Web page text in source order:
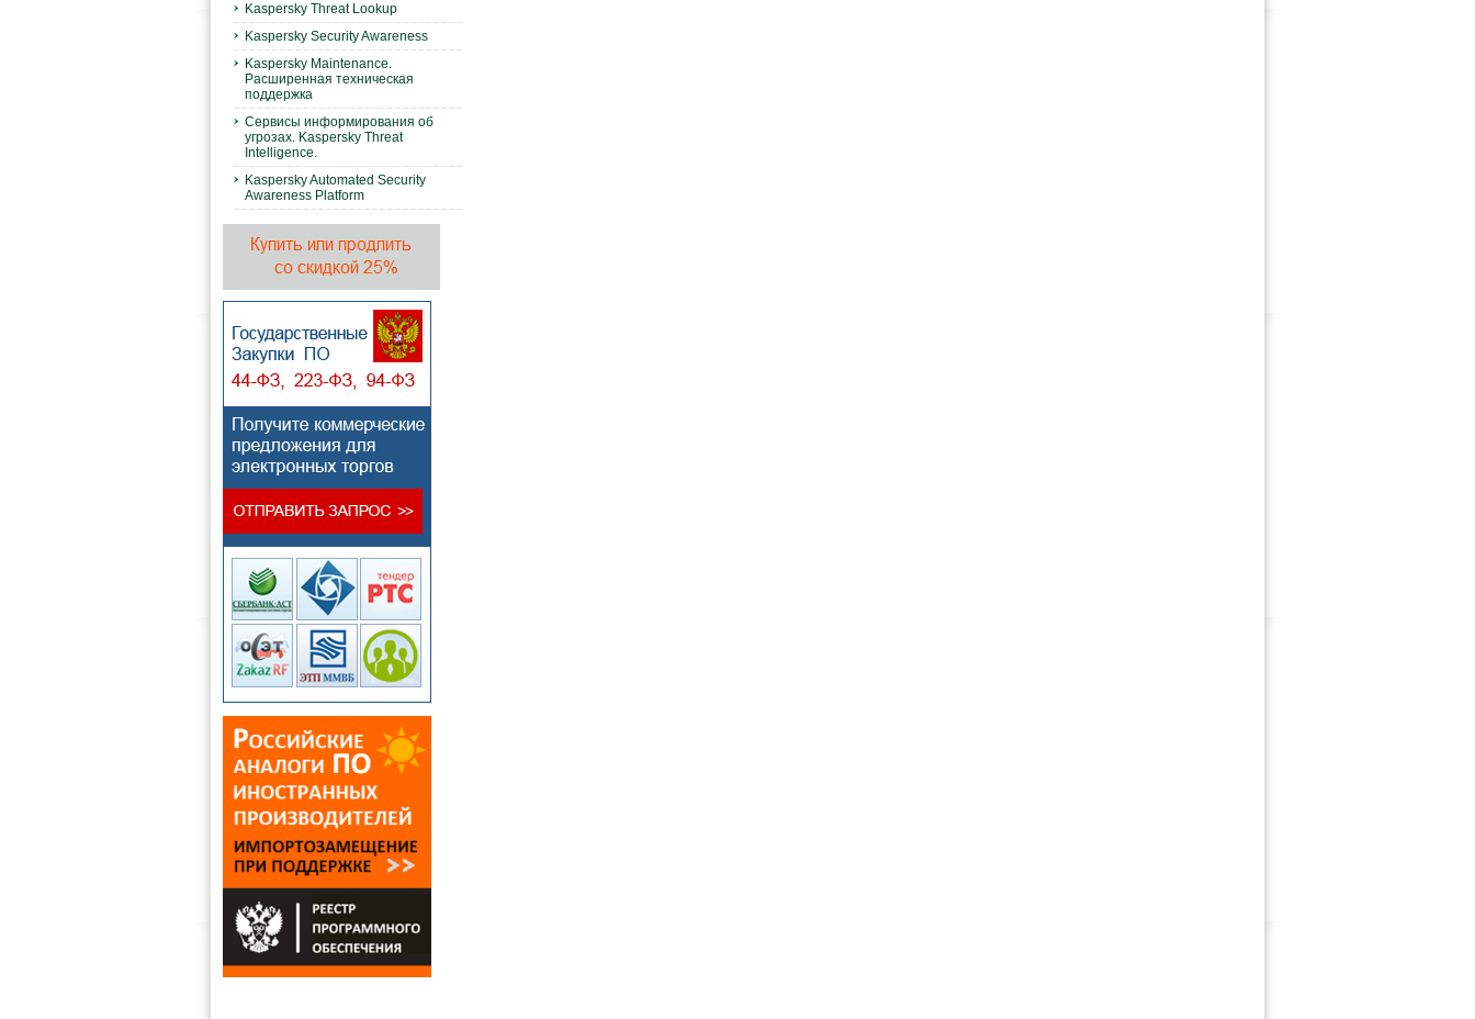
Kaspersky Threat Lookup
Kaspersky Security Awareness
Kaspersky Maintenance.
Расширенная техническая
поддержка
Сервисы информирования об
угрозах. Kaspersky Threat
Intelligence.
Kaspersky Automated Security
Awareness Platform